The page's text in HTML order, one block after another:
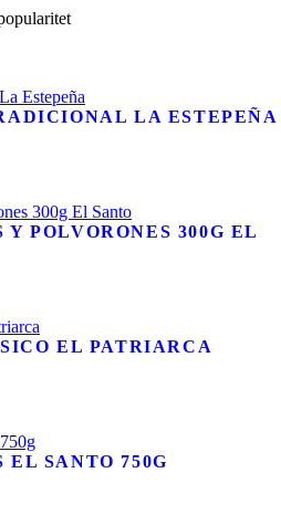
LA ESTEPEÑA
Y POLVORONES 300G EL
EL PATRIARCA
EL SANTO 750G